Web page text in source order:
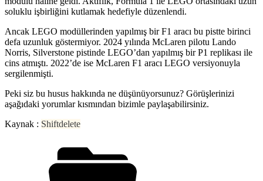
soluklu işbirliğini kutlamak hedefiyle düzenlendi.
Ancak LEGO modüllerinden yapılmış bir F1 aracı bu pistte birinci
defa uzunluk göstermiyor. 2024 yılında McLaren pilotu Lando
Norris, Silverstone pistinde LEGO’dan yapılmış bir P1 replikası ile
cins atmıştı. 2022’de ise McLaren F1 aracı LEGO versiyonuyla
sergilenmişti.
Peki siz bu husus hakkında ne düşünüyorsunuz? Görüşlerinizi
aşağıdaki yorumlar kısmından bizimle paylaşabilirsiniz.
Kaynak : Shiftdelete